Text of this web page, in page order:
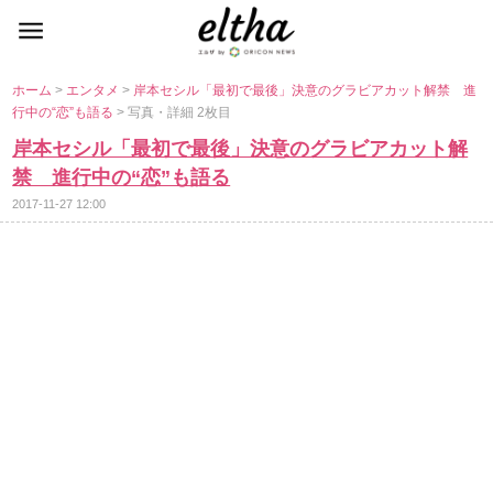
ホーム> エンタメ> 岸本セシル「最初で最後」決意のグラビアカット解禁 進
行中の“恋”も語る> 写真・詳細 2枚目
岸本セシル「最初で最後」決意のグラビアカット解
禁 進行中の“恋”も語る
2017-11-27 12:00